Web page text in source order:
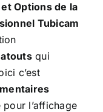
Options de la
Tubicam
atoutsqui
c’est
l’affichage